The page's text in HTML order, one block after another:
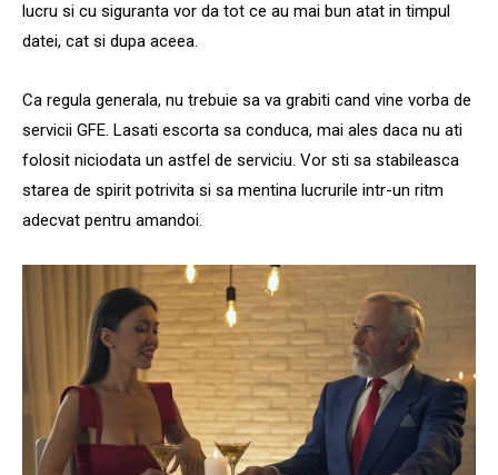
lucru si cu siguranta vor da tot ce au mai bun atat in ​​timpul
datei, cat si dupa aceea.
Ca regula generala, nu trebuie sa va grabiti cand vine vorba de
servicii GFE. Lasati escorta sa conduca, mai ales daca nu ati
folosit niciodata un astfel de serviciu. Vor sti sa stabileasca
starea de spirit potrivita si sa mentina lucrurile intr-un ritm
adecvat pentru amandoi.